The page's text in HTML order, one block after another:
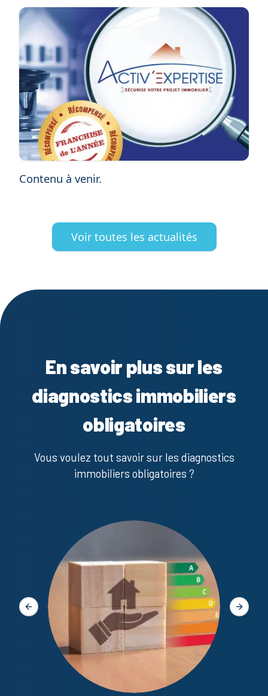
Contenu à venir.
Voir toutes les actualités
En savoir plus sur les
diagnostics immobiliers
obligatoires
Vous voulez tout savoir sur les diagnostics
immobiliers obligatoires ?
Slide précédente Slide